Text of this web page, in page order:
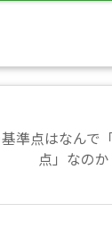
準点はなんで
点」なのか